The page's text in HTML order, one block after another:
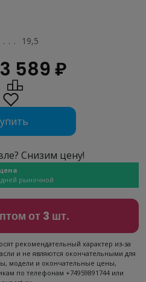
19,5
589 ₽
Снизим цену!
рыночной
от 3 шт.
рекомендательный характер из-за
и не являются окончательными для
модели и окончательные цены,
по телефонам +74959891744 или